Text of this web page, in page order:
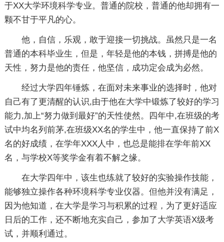
于XX大学环境科学专业。普通的院校，普通的他却拥有一
颗不甘于平凡的心。
他，自信，乐观，敢于迎接一切挑战。虽然只是一名
普通的本科毕业生，但是，年轻是他的本钱，拼搏是他的
天性，努力是他的责任，他坚信，成功定会成为必然。
经过大学四年锤炼，在面对未来事业的选择时，他对
自己有了更清醒的认识,由于他在大学中锻炼了较好的学习
能力,加上“努力做到最好”的天性使然。四年中,在班级的考
试中均名列前茅,在班级XX名的学生中，他一直保持了前X
名的好成绩，在学年XXX人中，也总是能排在学年前XX
名，与学校X等奖学金有着不解之缘。
在大学四年中，该生也练就了较好的实验操作技能，
能够独立操作各种环境科学专业仪器。但他并没有满足，
因为他知道，在大学是学习与积累的过程，为了更好适应
日后的工作，还不断地充实自己，参加了大学英语X级考
试，并顺利通过。